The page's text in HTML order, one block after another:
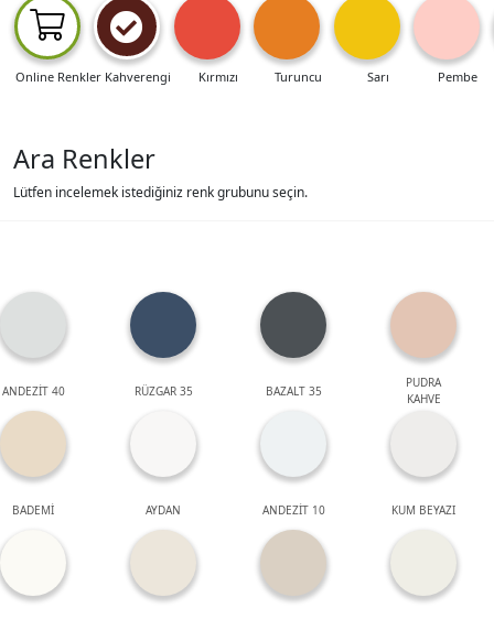
Online Renkler Kahverengi Kırmızı Turuncu Sarı Pembe
Ara Renkler
Lütfen incelemek istediğiniz renk grubunu seçin.
ANDEZİT 40 RÜZGAR 35 BAZALT 35
PUDRA
KAHVE
BADEMİ AYDAN ANDEZİT 10 KUM BEYAZI